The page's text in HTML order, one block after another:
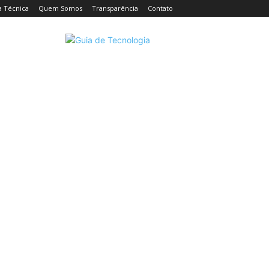
Técnica Quem Somos Transparência Contato